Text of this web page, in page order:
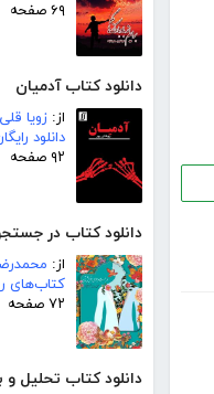
۶۹ صفحه
دانلود کتاب آدمیان
از: زویا
دانلود
۹۲ صفحه
دانلود کتاب در
از:
کتاب‌های
۷۲ صفحه
دانلود کتاب تحلیل